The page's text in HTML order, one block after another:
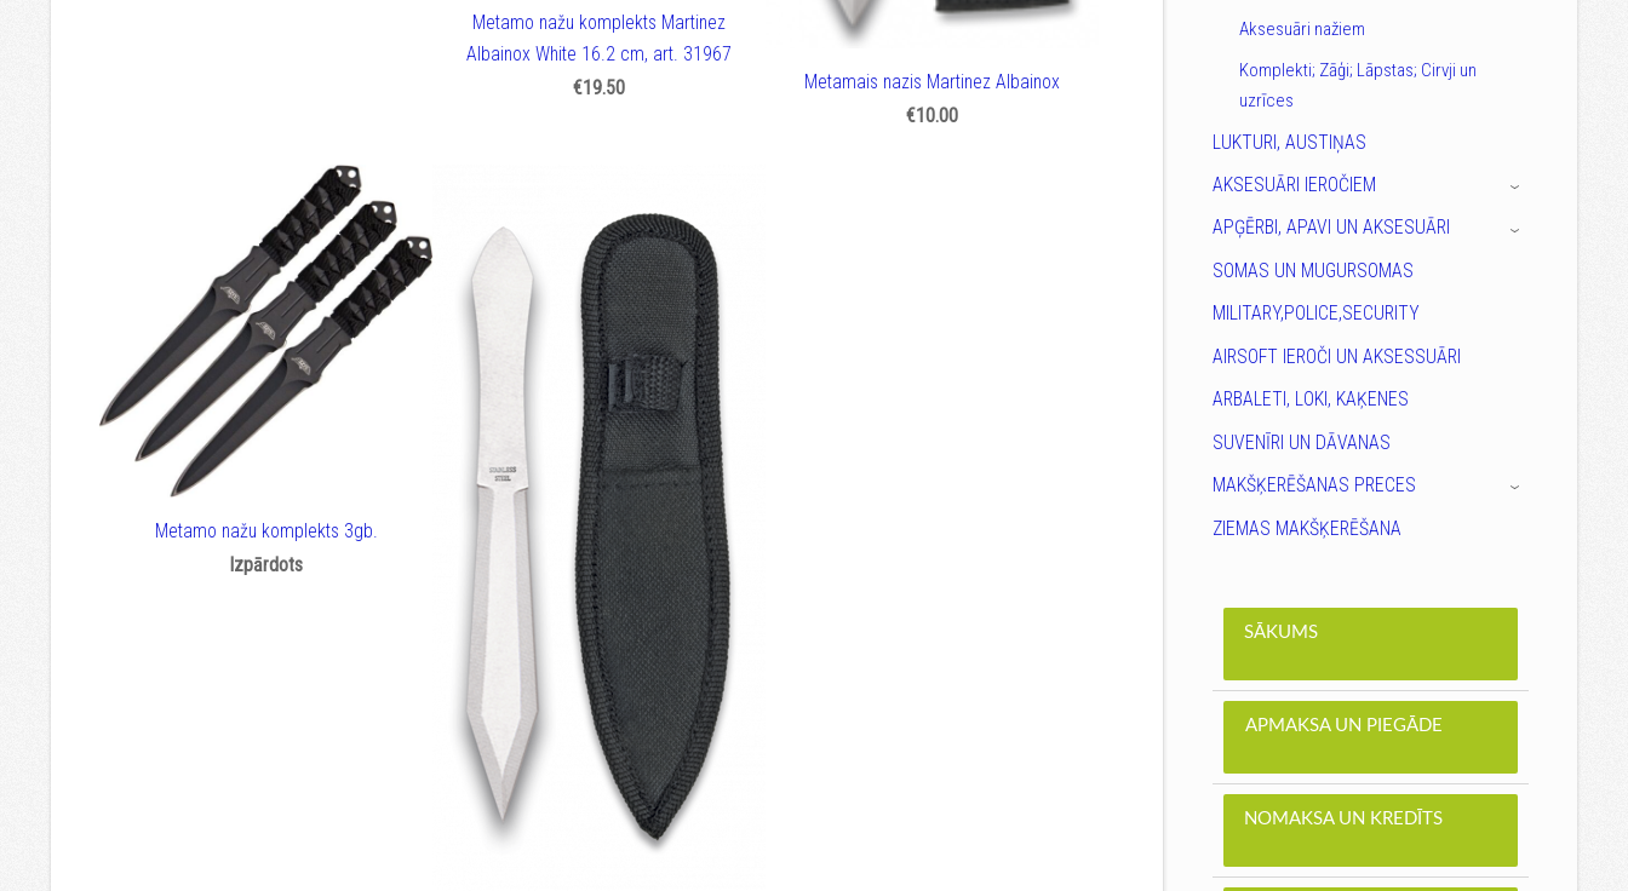
Aksesuāri nažiem
Komplekti; Zāģi; Lāpstas; Cirvji un
uzrīces
LUKTURI, AUSTIŅAS
AKSESUĀRI IEROČIEM
›
APĢĒRBI, APAVI UN AKSESUĀRI ›
SOMAS UN MUGURSOMAS
MILITARY,POLICE,SECURITY
AIRSOFT IEROČI UN AKSESSUĀRI
ARBALETI, LOKI, KAĶENES
SUVENĪRI UN DĀVANAS
MAKŠĶERĒŠANAS PRECES
›
ZIEMAS MAKŠĶERĒŠANA
SĀKUMS
APMAKSA UN PIEGĀDE
NOMAKSA UN KREDĪTS
Metamo nažu komplekts Martinez
Albainox White 16.2 cm, art. 31967
€19.50
Metamais nazis Martinez Albainox
€10.00
Metamo nažu komplekts 3gb.
Izpārdots